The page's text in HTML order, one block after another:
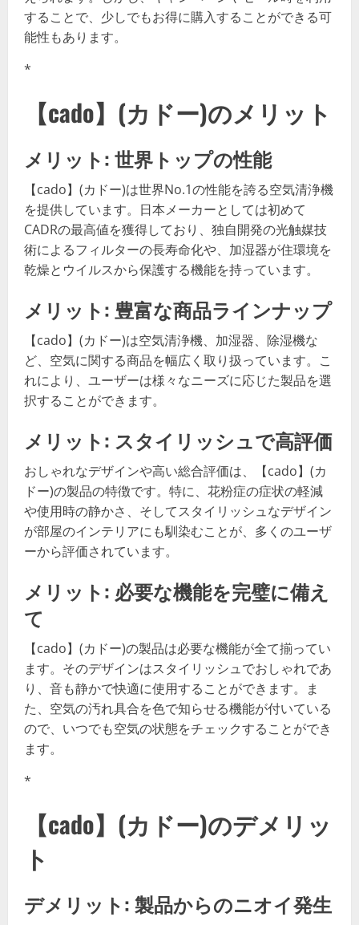
することで、少しでもお得に購入することができる可
能性もあります。
*
【cado】(カドー)のメリット
メリット: 世界トップの性能
【cado】(カドー)は世界No.1の性能を誇る空気清浄機
を提供しています。日本メーカーとしては初めて
CADRの最高値を獲得しており、独自開発の光触媒技
術によるフィルターの長寿命化や、加湿器が住環境を
乾燥とウイルスから保護する機能を持っています。
メリット: 豊富な商品ラインナップ
【cado】(カドー)は空気清浄機、加湿器、除湿機な
ど、空気に関する商品を幅広く取り扱っています。こ
れにより、ユーザーは様々なニーズに応じた製品を選
択することができます。
メリット: スタイリッシュで高評価
おしゃれなデザインや高い総合評価は、【cado】(カ
ドー)の製品の特徴です。特に、花粉症の症状の軽減
や使用時の静かさ、そしてスタイリッシュなデザイン
が部屋のインテリアにも馴染むことが、多くのユーザ
ーから評価されています。
メリット: 必要な機能を完璧に備え
て
【cado】(カドー)の製品は必要な機能が全て揃ってい
ます。そのデザインはスタイリッシュでおしゃれであ
り、音も静かで快適に使用することができます。ま
た、空気の汚れ具合を色で知らせる機能が付いている
ので、いつでも空気の状態をチェックすることができ
ます。
*
【cado】(カドー)のデメリッ
ト
デメリット: 製品からのニオイ発生